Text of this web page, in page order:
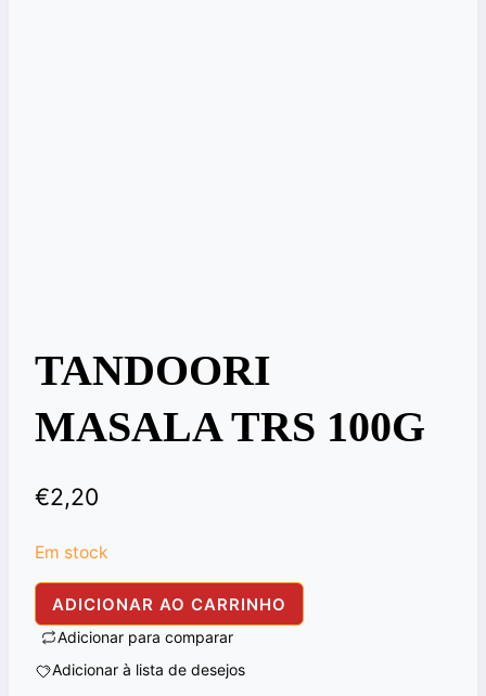
TANDOORI
MASALA TRS 100G
€2,20
Em stock
Quantidade
de
MASALA
ADICIONAR AO CARRINHO
Adicionar para comparar
Adicionar à lista de desejos